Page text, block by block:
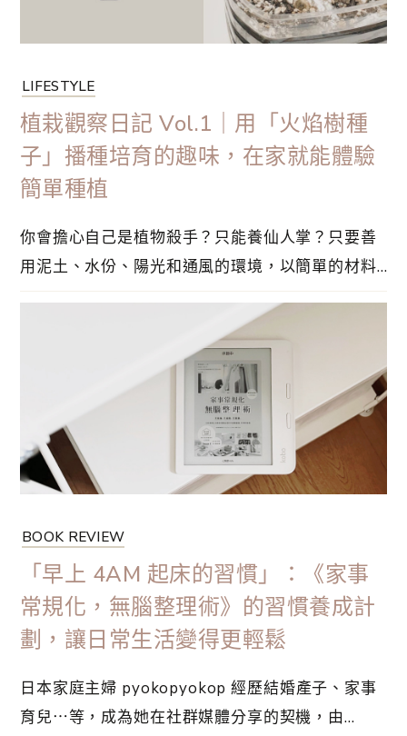
LIFESTYLE
植栽觀察日記 Vol.1｜用「火焰樹種
子」播種培育的趣味，在家就能體驗
簡單種植
你會擔心自己是植物殺手？只能養仙人掌？只要善
用泥土、水份、陽光和通風的環境，以簡單的材料
活後，總會希望添加一些植物，善用觀葉植物點綴
生活，運用不同的植栽當作家居裝飾，感受寧靜心
情的生活氣息。在假日享受照顧綠植的時光，讓你
BOOK REVIEW
「早上 4AM 起床的習慣」：《家事
常規化，無腦整理術》的習慣養成計
劃，讓日常生活變得更輕鬆
日本家庭主婦 pyokopyokop 經歷結婚產子、家事
育兒⋯等，成為她在社群媒體分享的契機，由